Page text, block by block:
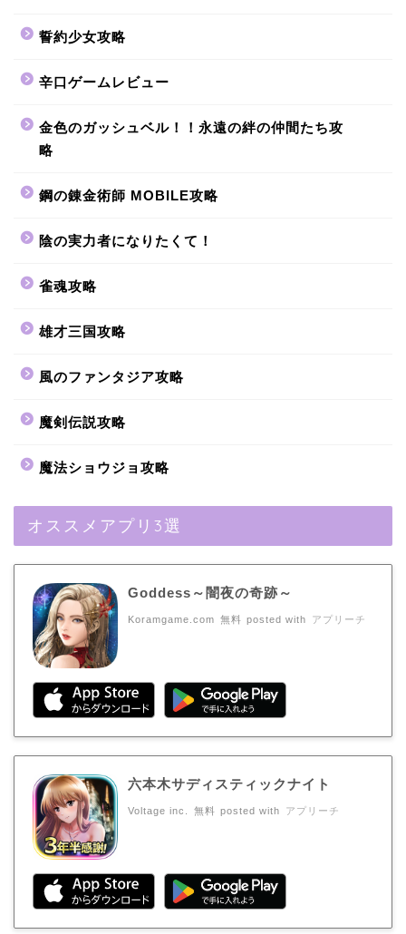
誓約少女攻略
辛口ゲームレビュー
金色のガッシュベル！！永遠の絆の仲間たち攻
略
鋼の錬金術師 MOBILE攻略
陰の実力者になりたくて！
雀魂攻略
雄才三国攻略
風のファンタジア攻略
魔剣伝説攻略
魔法ショウジョ攻略
オススメアプリ3選
Goddess～闇夜の奇跡～
Koramgame.com 無料 posted with アプリーチ
六本木サディスティックナイト
Voltage inc. 無料 posted with アプリーチ